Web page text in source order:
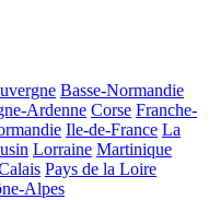
Basse-Normandie
Ardenne Corse Franche-
Ile-de-France La
Lorraine Martinique
Pays de la Loire
Alpes